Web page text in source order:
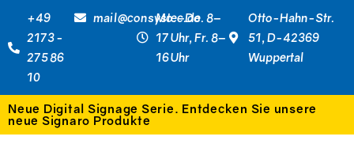
+49
2173 -
275 86
10
mail@consystec.de
Mo.–Do. 8–
17 Uhr, Fr. 8–
16 Uhr
Otto-Hahn-Str.
51, D-42369
Wuppertal
Neue Digital Signage Serie. Entdecken Sie unsere
neue Signaro Produkte